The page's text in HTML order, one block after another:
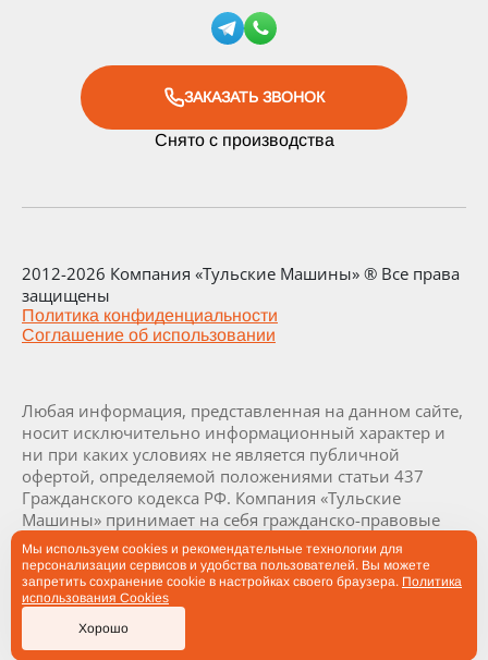
ЗАКАЗАТЬ ЗВОНОК
Снято с производства
2012-2026 Компания «Тульские Машины» ® Все права
защищены
Политика конфиденциальности
Соглашение об использовании
Любая информация, представленная на данном сайте,
носит исключительно информационный характер и
ни при каких условиях не является публичной
офертой, определяемой положениями статьи 437
Гражданского кодекса РФ. Компания «Тульские
Машины» принимает на себя гражданско-правовые
обязательства исключительно в результате отдельно
и специально совершенных сделок. Визуализация и
комплектация заводов и их составляющих являются
проектными и могут быть изменены в ходе
производства заводов по согласованию с заказчиком.
Мы используем cookies и рекомендательные технологии для
персонализации сервисов и удобства пользователей. Вы можете
запретить сохранение cookie в настройках своего браузера. Политика
использования Cookies
Хорошо